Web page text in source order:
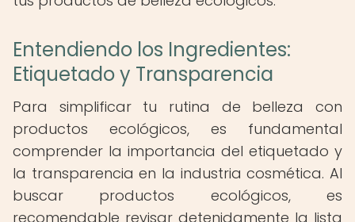
Entendiendo los Ingredientes:
Etiquetado y Transparencia
Para simplificar tu rutina de belleza con
productos ecológicos, es fundamental
comprender la importancia del etiquetado y
la transparencia en la industria cosmética. Al
buscar productos ecológicos, es
recomendable revisar detenidamente la lista